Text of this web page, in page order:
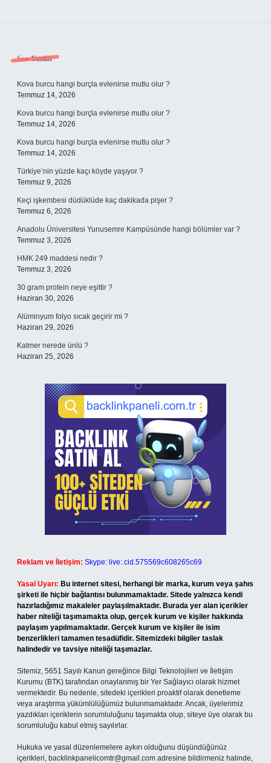
Sidebar
Son Yazılar
Kova burcu hangi burçla evlenirse mutlu olur ?
Temmuz 14, 2026
Kova burcu hangi burçla evlenirse mutlu olur ?
Temmuz 14, 2026
Kova burcu hangi burçla evlenirse mutlu olur ?
Temmuz 14, 2026
Türkiye’nin yüzde kaçı köyde yaşıyor ?
Temmuz 9, 2026
Keçi işkembesi düdüklüde kaç dakikada pişer ?
Temmuz 6, 2026
Anadolu Üniversitesi Yunusemre Kampüsünde hangi bölümler var ?
Temmuz 3, 2026
HMK 249 maddesi nedir ?
Temmuz 3, 2026
30 gram protein neye eşittir ?
Haziran 30, 2026
Alüminyum folyo sıcak geçirir mi ?
Haziran 29, 2026
Katmer nerede ünlü ?
Haziran 25, 2026
Reklam ve İletişim: Skype: live:.cid.575569c608265c69
Yasal Uyarı: Bu internet sitesi, herhangi bir marka, kurum veya şahıs
şirketi ile hiçbir bağlantısı bulunmamaktadır. Sitede yalnızca kendi
hazırladığımız makaleler paylaşılmaktadır. Burada yer alan içerikler
haber niteliği taşımamakta olup, gerçek kurum ve kişiler hakkında
paylaşım yapılmamaktadır. Gerçek kurum ve kişiler ile isim
benzerlikleri tamamen tesadüfidir. Sitemizdeki bilgiler taslak
halindedir ve tavsiye niteliği taşımazlar.
Sitemiz, 5651 Sayılı Kanun gereğince Bilgi Teknolojileri ve İletişim
Kurumu (BTK) tarafından onaylanmış bir Yer Sağlayıcı olarak hizmet
vermektedir. Bu nedenle, sitedeki içerikleri proaktif olarak denetleme
veya araştırma yükümlülüğümüz bulunmamaktadır. Ancak, üyelerimiz
yazdıkları içeriklerin sorumluluğunu taşımakta olup, siteye üye olarak bu
sorumluluğu kabul etmiş sayılırlar.
Hukuka ve yasal düzenlemelere aykırı olduğunu düşündüğünüz
içerikleri, backlinkpanelicomtr@gmail.com adresine bildirmeniz halinde,